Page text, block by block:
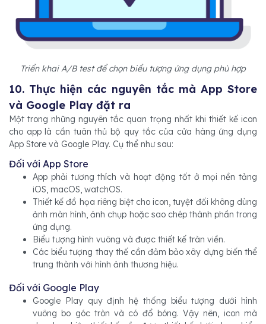
Triển khai A/B test để chọn biểu tượng ứng dụng phù hợp
10. Thực hiện các nguyên tắc mà App Store
và Google Play đặt ra
Một trong những nguyên tắc quan trọng nhất khi thiết kế icon
cho app là cần tuân thủ bộ quy tắc của cửa hàng ứng dụng
App Store và Google Play. Cụ thể như sau:
Đối với App Store
App phải tương thích và hoạt động tốt ở mọi nền tảng
iOS, macOS, watchOS.
Thiết kế đồ họa riêng biệt cho icon, tuyệt đối không dùng
ảnh màn hình, ảnh chụp hoặc sao chép thành phần trong
ứng dụng.
Biểu tượng hình vuông và được thiết kế tràn viền.
Các biểu tượng thay thế cần đảm bảo xây dựng biến thể
trung thành với hình ảnh thương hiệu.
Đối với Google Play
Google Play quy định hệ thống biểu tượng dưới hình
vuông bo góc tròn và có đổ bóng. Vậy nên, icon mà